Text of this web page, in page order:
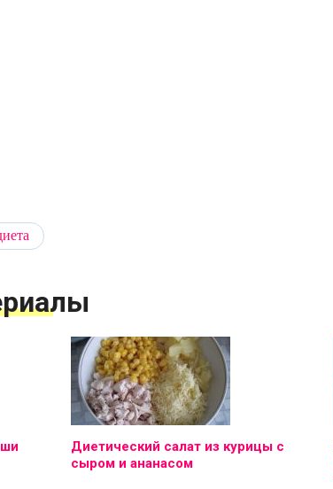
Диетический салат из курицы с
сыром и ананасом